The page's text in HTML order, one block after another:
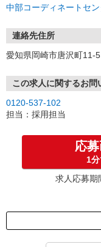
中部コーディネートセン
連絡先住所
愛知県岡崎市唐沢町
この求人に関するお問
0120-537-102
担当：採用担当
応
1
求人応募期